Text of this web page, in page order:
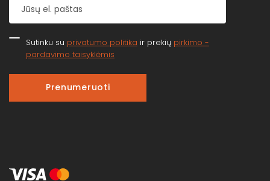
Sutinku su privatumo politika ir prekių pirkimo -
pardavimo taisyklėmis
Prenumeruoti